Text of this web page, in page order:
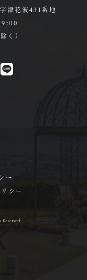
津花波431番地
く）
ー
シー
Reserved.